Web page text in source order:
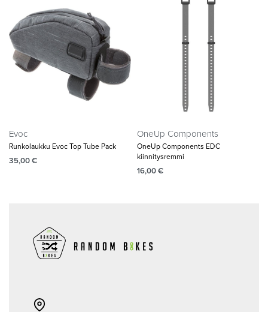
Evoc
Runkolaukku Evoc Top Tube Pack
35,00€
OneUp Components
OneUp Components EDC
kiinnitysremmi
16,00€